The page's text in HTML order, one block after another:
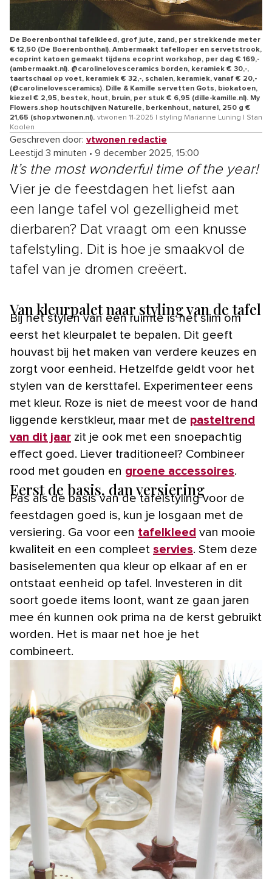
De Boerenbonthal tafelkleed, grof jute, zand, per strekkende meter
€ 12,50 (De Boerenbonthal). Ambermaakt tafelloper en servetstrook,
ecoprint katoen gemaakt tijdens ecoprint workshop, per dag € 169,-
(ambermaakt.nl). @carolinelovesceramics borden, keramiek € 30,-,
taartschaal op voet, keramiek € 32,-, schalen, keramiek, vanaf € 20,-
(@carolinelovesceramics). Dille & Kamille servetten Gots, biokatoen,
kiezel € 2,95, bestek, hout, bruin, per stuk € 6,95 (dille-kamille.nl). My
Flowers.shop houtschijven Naturelle, berkenhout, naturel, 250 g €
21,65 (shop.vtwonen.nl). vtwonen 11-2025 | styling Marianne Luning | Stan
Koolen
Geschreven door: vtwonen redactie
Leestijd 3 minuten • 9 december 2025, 15:00
It’s the most wonderful time of the year!
Vier je de feestdagen het liefst aan
een lange tafel vol gezelligheid met
dierbaren? Dat vraagt om een knusse
tafelstyling. Dit is hoe je smaakvol de
tafel van je dromen creëert.
Van kleurpalet naar styling van de tafel
Bij het stylen van een ruimte is het slim om
eerst het kleurpalet te bepalen. Dit geeft
houvast bij het maken van verdere keuzes en
zorgt voor eenheid. Hetzelfde geldt voor het
stylen van de kersttafel. Experimenteer eens
met kleur. Roze is niet de meest voor de hand
liggende kerstkleur, maar met de pasteltrend
van dit jaar zit je ook met een snoepachtig
effect goed. Liever traditioneel? Combineer
rood met gouden en groene accessoires.
Eerst de basis, dan versiering
Pas als de basis van de tafelstyling voor de
feestdagen goed is, kun je losgaan met de
versiering. Ga voor een tafelkleed van mooie
kwaliteit en een compleet servies. Stem deze
basiselementen qua kleur op elkaar af en er
ontstaat eenheid op tafel. Investeren in dit
soort goede items loont, want ze gaan jaren
mee én kunnen ook prima na de kerst gebruikt
worden. Het is maar net hoe je het
combineert.